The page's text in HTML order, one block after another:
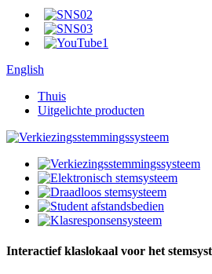
English
Thuis
Uitgelichte producten
Interactief klaslokaal voor het